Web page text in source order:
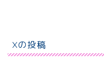
Xの投稿